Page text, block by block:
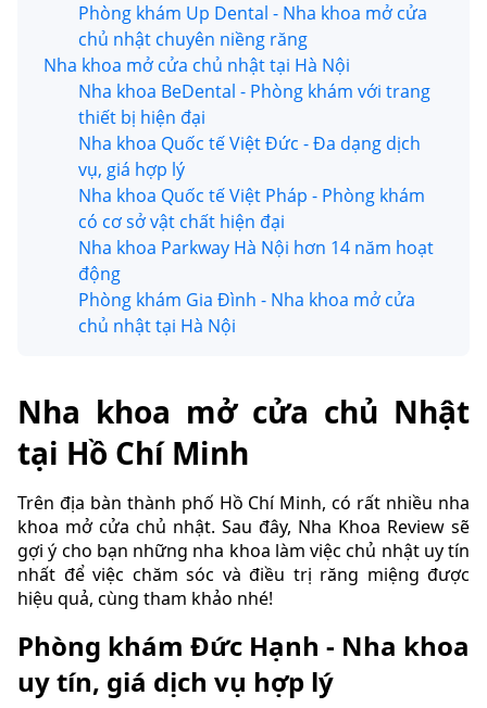
Phòng khám Up Dental - Nha khoa mở cửa
chủ nhật chuyên niềng răng
Nha khoa mở cửa chủ nhật tại Hà Nội
Nha khoa BeDental - Phòng khám với trang
thiết bị hiện đại
Nha khoa Quốc tế Việt Đức - Đa dạng dịch
vụ, giá hợp lý
Nha khoa Quốc tế Việt Pháp - Phòng khám
có cơ sở vật chất hiện đại
Nha khoa Parkway Hà Nội hơn 14 năm hoạt
động
Phòng khám Gia Đình - Nha khoa mở cửa
chủ nhật tại Hà Nội
Nha khoa mở cửa chủ Nhật
tại Hồ Chí Minh
Trên địa bàn thành phố Hồ Chí Minh, có rất nhiều nha
khoa mở cửa chủ nhật. Sau đây, Nha Khoa Review sẽ
gợi ý cho bạn những nha khoa làm việc chủ nhật uy tín
nhất để việc chăm sóc và điều trị răng miệng được
hiệu quả, cùng tham khảo nhé!
Phòng khám Đức Hạnh - Nha khoa
uy tín, giá dịch vụ hợp lý